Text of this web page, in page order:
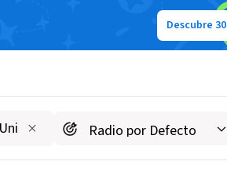
Descubre
sponsered by